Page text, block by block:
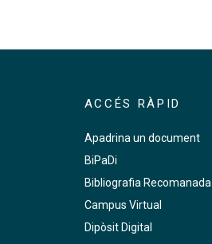
ACCÉS RÀPID
Apadrina un document
BiPaDi
Bibliografia Recomanada
Campus Virtual
Dipòsit Digital